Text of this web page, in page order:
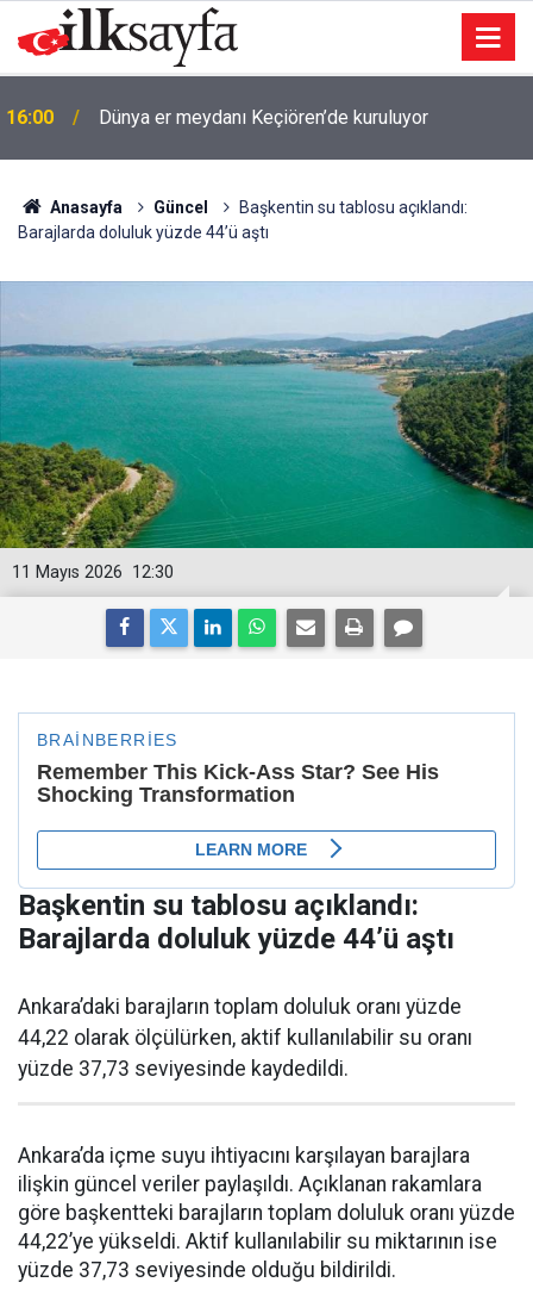
16:00 Dünya er meydanı Keçiören’de kuruluyor
Anasayfa Güncel
Başkentin su tablosu açıklandı:
Barajlarda doluluk yüzde 44’ü aştı
12:30
11 Mayıs 2026
Başkentin su tablosu açıklandı:
Barajlarda doluluk yüzde 44’ü aştı
Ankara’daki barajların toplam doluluk oranı yüzde
44,22 olarak ölçülürken, aktif kullanılabilir su oranı
yüzde 37,73 seviyesinde kaydedildi.
Ankara’da içme suyu ihtiyacını karşılayan barajlara
ilişkin güncel veriler paylaşıldı. Açıklanan rakamlara
göre başkentteki barajların toplam doluluk oranı yüzde
44,22’ye yükseldi. Aktif kullanılabilir su miktarının ise
yüzde 37,73 seviyesinde olduğu bildirildi.